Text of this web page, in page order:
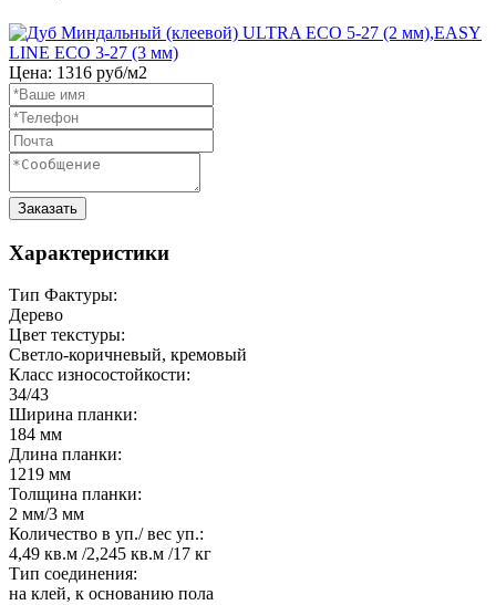
Цена: 1316 руб/м2
Заказать
Характеристики
Тип Фактуры:
Дерево
Цвет текстуры:
Светло-коричневый, кремовый
Класс износостойкости:
34/43
Ширина планки:
184 мм
Длина планки:
1219 мм
Толщина планки:
2 мм/3 мм
Количество в уп./ вес уп.:
4,49 кв.м /2,245 кв.м /17 кг
Тип соединения:
на клей, к основанию пола